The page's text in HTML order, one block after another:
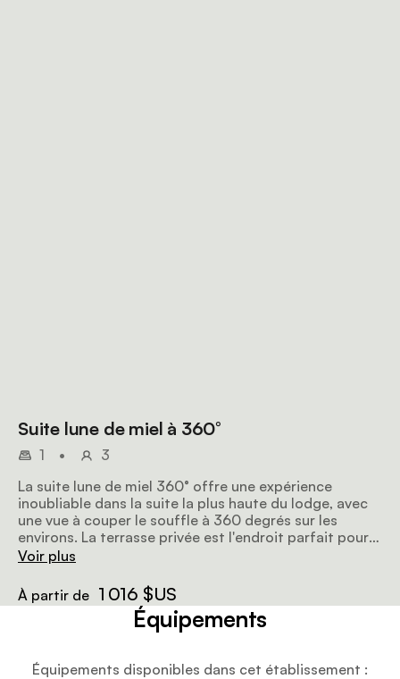
Suite lune de miel à 360°
1 •
3
La suite lune de miel 360° offre une expérience
inoubliable dans la suite la plus haute du lodge, avec
une vue à couper le souffle à 360 degrés sur les
environs. La terrasse privée est l'endroit parfait pour
passer la journée, prendre un verre au coucher du
Voir plus
À partir de 1 016 $US
Équipements
Équipements disponibles dans cet établissement :